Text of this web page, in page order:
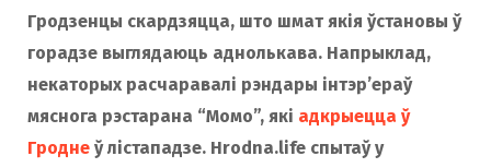
Гродзенцы скардзяцца, што шмат якія ўстановы ў
горадзе выглядаюць аднолькава. Напрыклад,
некаторых расчаравалі рэндары інтэр’ераў
мяснога рэстарана “Момо”, які адкрыецца ў
Гродне ў лістападзе. Hrodna.life спытаў у